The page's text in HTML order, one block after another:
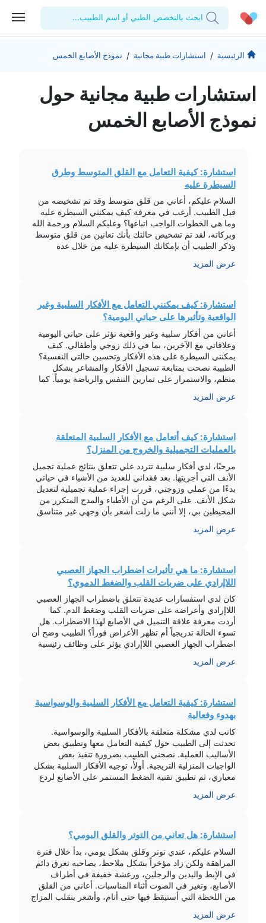
ابحث بالتخصص الطبي أو اسم الطبيب...
الحساب الشخصي
الوصفات الطبية
اختبارات المعمل
تسجيل الخروج
الشركة
المدونة
المقالات الطبية
الرئيسية / استشارات طبية مجانية / نموذج الأصابع الخمس
استشارات طبیة مجانیة حول
نموذج الأصابع الخمس
استشارة: كيفية التعامل مع القلق المتوسط وطرق
السيطرة عليه
السلام عليكم، أعاني من قلق متوسط وقد تم تشخيصه من
قبل الطبيب. أرغب في معرفة كيف يمكنني السيطرة عليه
وما هي الخطوات الواجب اتباعها؟ وعليكم السلام ورحمة الله
وبركاته، لقد تم تشخيص حالتك بأنك تعانين من قلق متوسط
وذكر الطبيب أن بإمكانك السيطرة عليه من خلال عدة
تحكم […]
عرض المزيد
استشارة: كيف يمكنني التعامل مع الأفكار السلبية وغير
الواقعية وتأثيرها على حياتي اليومية؟
أعاني من أفكار سلبية وغير واقعية تؤثر على حياتي اليومية
وعلاقاتي مع الآخرين، بما في ذلك زوجي وأطفالي. كيف
يمكنني السيطرة على هذه الأفكار وتحسين حالتي النفسية؟
الطبيبة نصحت بمتابعة تسجيل الأفكار والمشاعر بشكل
منظم، والاستمرار على تمارين التنفس والرياضة يومياً. كما
عقلانية. يُنصح أيضاً بممارسة […]
عرض المزيد
استشارة: كيف أتعامل مع الأفكار السلبية المتعلقة
بالعمليات التجميلية والخروج من المنزل؟
مرحبًا، لدي أفكار سلبية تتردد علي تتعلق بنتائج عملية تجميل
الأنف التي أجريتها. بعد فقداني للعديد من الأشياء في حياتي
بدءًا من عملي وزوجتي، قررت إجراء عملية تجميلية لتعديل
شكل الأنف. على الرغم من أن الأطباء والمدح المتكرر من
المحيطين بي، إلا أنني ما زلت أشعر بأن وجهي غير متناسق
عرض المزيد
استشارة: ما هي تأثيرات اضطراب الجهاز العصبي
اللاإرادي على ضربات القلب والضغط الدموي؟
كان لدي استفسارات عديدة تتعلق باضطراب الجهاز العصبي
اللاإرادي وأعراضه على ضربات القلب وضغط الدم. كما
أردت معرفة علاقة التنميل في الأصابع لهذا الاضطراب. هل
تسوء الحالة تدريجياً أم تظهر الأعراض فوراً؟ الطبيب وضح أن
اضطراب الجهاز العصبي اللاإرادي يؤثر على وظائف رئيسية
الاضطراب يمكن […]
عرض المزيد
استشارة: كيفية التعامل مع الأفكار السلبية والوسواسية
بهدوء وفعالية
كانت لدي مشكلة متعلقة بالأفكار السلبية والوسواسية.
تحدثت إلى الطبيب حول كيفية التعامل معها وتطبيق بعض
الأساليب العملية. نصحني الطبيب بضرورة تنفيذ بعض
الواجبات المنزلية التريجية. أولأً، توجيه الأفكار السلبية بشكل
معياري، ثم تطبيق تقنية الضغط المستمر على الأصابع لردع
بيني وبين نفسي عندما تطرأ الأفكار السلبية. […]
عرض المزيد
استشارة: هل تعاني من التوتر والقلق اليومي؟
السلام عليكم، عندي توتر وقلق بشكل يومي، بدأ خلال فترة
المراهقة ولكن زاد مؤخراً بشكل ملاحظ، يصاحبه تعرق دائم
في الإبط واليدين والرجلين، ورعشة خفيفة في أطراف
الأصابع، وتغير في الصوت أثناء المناسبات. أعاني من القلق
من اللحظة التي أستيقظ فيها حتى أنام، وأشعر بتقلب المزاج
عرض المزيد